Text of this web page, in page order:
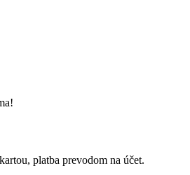
platba prevodom na účet.